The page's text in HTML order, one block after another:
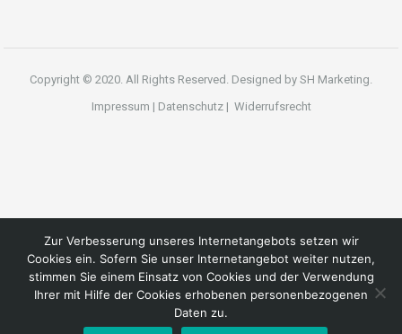
Copyright © 2020. All Rights Reserved. Designed by SH Marketing.
Impressum | Datenschutz| Widerrufsrecht
Zur Verbesserung unseres Internetangebots setzen wir
Cookies ein. Sofern Sie unser Internetangebot weiter nutzen,
stimmen Sie einem Einsatz von Cookies und der Verwendung
Ihrer mit Hilfe der Cookies erhobenen personenbezogenen
Daten zu.